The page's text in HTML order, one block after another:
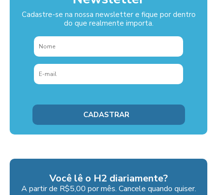
Cadastre-se na nossa newsletter e fique por dentro
do que realmente importa.
Você lê o H2 diariamente?
A partir de R$5,00 por mês. Cancele quando quiser.